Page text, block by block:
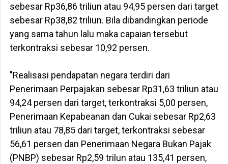
sebesar Rp36,86 triliun atau 94,95 persen dari target
sebesar Rp38,82 triliun. Bila dibandingkan periode
yang sama tahun lalu maka capaian tersebut
terkontraksi sebesar 10,92 persen.
"Realisasi pendapatan negara terdiri dari
Penerimaan Perpajakan sebesar Rp31,63 triliun atau
94,24 persen dari target, terkontraksi 5,00 persen,
Penerimaan Kepabeanan dan Cukai sebesar Rp2,63
triliun atau 78,85 dari target, terkontraksi sebesar
56,61 persen dan Penerimaan Negara Bukan Pajak
(PNBP) sebesar Rp2,59 trilun atau 135,41 persen,